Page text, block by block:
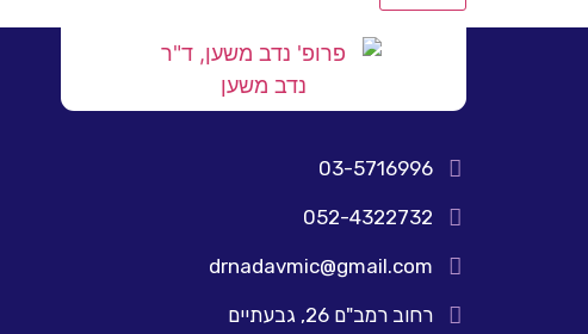
03-5716996
052-4322732
drnadavmic@gmail.com
רחוב רמב"ם 26, גבעתיים